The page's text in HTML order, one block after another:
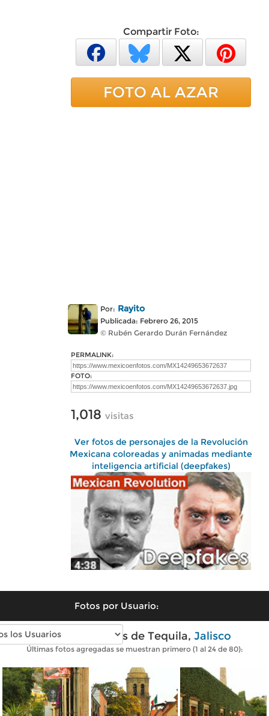
Compartir Foto:
FOTO AL AZAR
Por: Rayito
Publicada: Febrero 26, 2015
© Rubén Gerardo Durán Fernández
PERMALINK:
FOTO:
1,018 visitas
Ver fotos de personajes de la Revolución
Mexicana coloreadas y animadas mediante
inteligencia artificial (deepfakes)
Fotos por Usuario:
Fotos modernas de Tequila, Jalisco
Últimas fotos agregadas se muestran primero (1 al 24 de 80):